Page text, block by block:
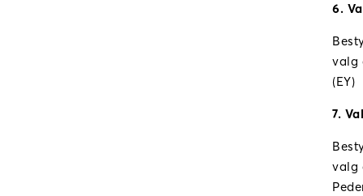
6.
valg
(EY)
7.
valg